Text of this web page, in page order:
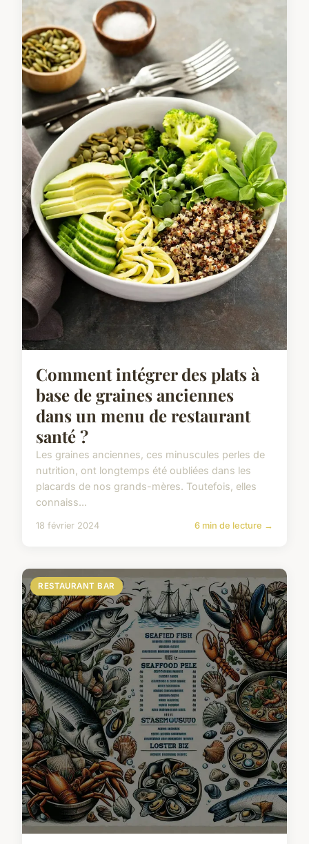
Comment intégrer des plats à
base de graines anciennes
dans un menu de restaurant
santé ?
Les graines anciennes, ces minuscules perles de
nutrition, ont longtemps été oubliées dans les
placards de nos grands-mères. Toutefois, elles
connaiss...
18 février 2024 6 min de lecture →
RESTAURANT BAR